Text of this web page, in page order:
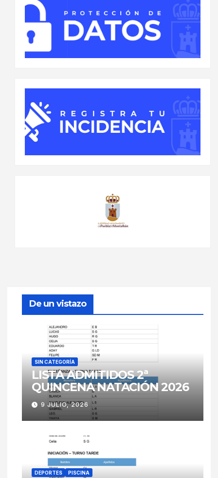
De un vistazo
SIN CATEGORÍA
LISTA ADMITIDOS 2ª
QUINCENA NATACIÓN 2026
9 JULIO, 2026
DEPORTES PISCINA